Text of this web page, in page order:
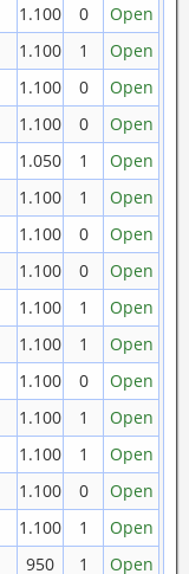
1.100 0
Open
1.100 1
Open
1.100 0
Open
1.100 0
Open
1.050 1
Open
1.100 1
Open
1.100 0
Open
1.100 0
Open
1.100 1
Open
1.100 1
Open
1.100 0
Open
1.100 1
Open
1.100 1
Open
1.100 0
Open
1.100 1
Open
950 1 Open